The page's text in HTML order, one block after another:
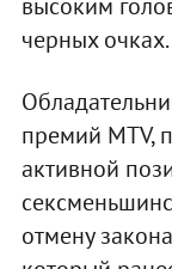
высоким
черных очках.
премий MTV,
активной
отмену